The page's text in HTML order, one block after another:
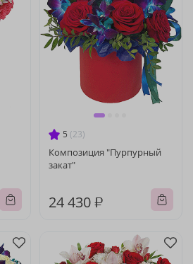
5 (23)
Композиция "Пурпурный
закат"
24 430 ₽